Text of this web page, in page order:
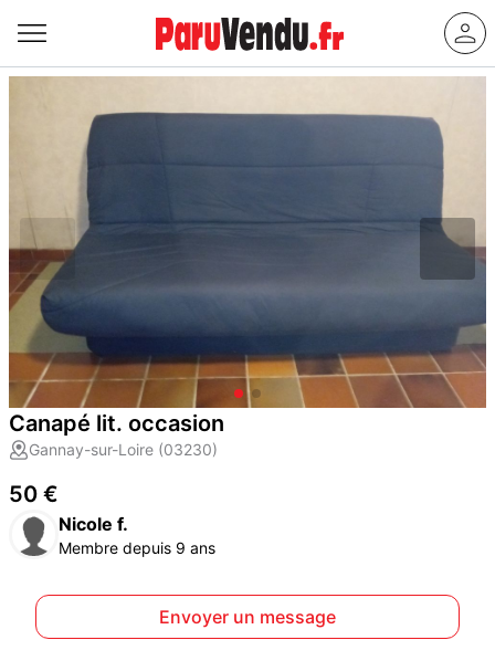
Canapé lit. occasion
Gannay-sur-Loire (03230)
50 €
Nicole f.
Membre depuis 9 ans
Envoyer un message